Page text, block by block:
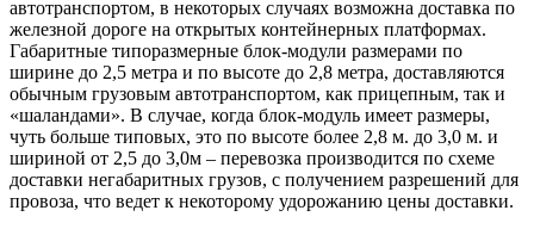
автотранспортом, в некоторых случаях возможна доставка по
железной дороге на открытых контейнерных платформах.
Габаритные типоразмерные блок-модули размерами по
ширине до 2,5 метра и по высоте до 2,8 метра, доставляются
обычным грузовым автотранспортом, как прицепным, так и
«шаландами». В случае, когда блок-модуль имеет размеры,
чуть больше типовых, это по высоте более 2,8 м. до 3,0 м. и
шириной от 2,5 до 3,0м – перевозка производится по схеме
доставки негабаритных грузов, с получением разрешений для
провоза, что ведет к некоторому удорожанию цены доставки.